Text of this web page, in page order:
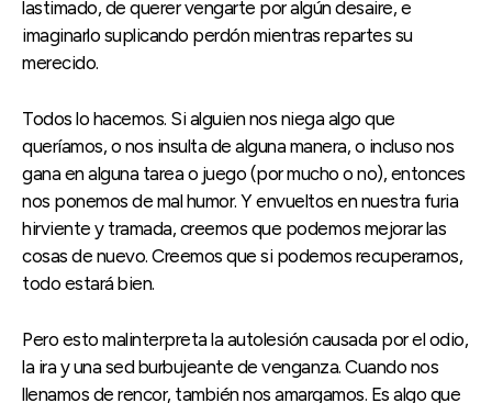
lastimado, de querer vengarte por algún desaire, e
imaginarlo suplicando perdón mientras repartes su
merecido.
Todos lo hacemos. Si alguien nos niega algo que
queríamos, o nos insulta de alguna manera, o incluso nos
gana en alguna tarea o juego (por mucho o no), entonces
nos ponemos de mal humor. Y envueltos en nuestra furia
hirviente y tramada, creemos que podemos mejorar las
cosas de nuevo. Creemos que si podemos recuperarnos,
todo estará bien.
Pero esto malinterpreta la autolesión causada por el odio,
la ira y una sed burbujeante de venganza. Cuando nos
llenamos de rencor, también nos amargamos. Es algo que